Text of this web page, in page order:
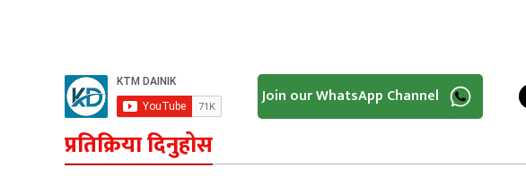
Join our WhatsApp Channel
प्रतिक्रिया दिनुहोस